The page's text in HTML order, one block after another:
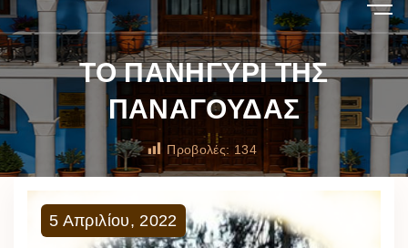
ΤΟ ΠΑΝΗΓΥΡΙ ΤΗΣ
ΠΑΝΑΓΟΥΔΑΣ
Προβολές: 134
5 Απριλίου, 2022